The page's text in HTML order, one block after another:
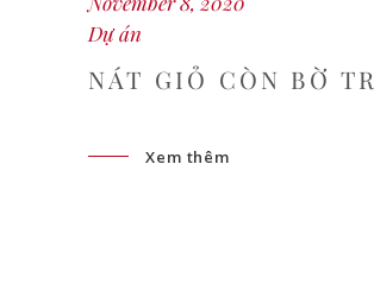
Dự án
NÁT GIỎ CÒN BỜ
Xem thêm